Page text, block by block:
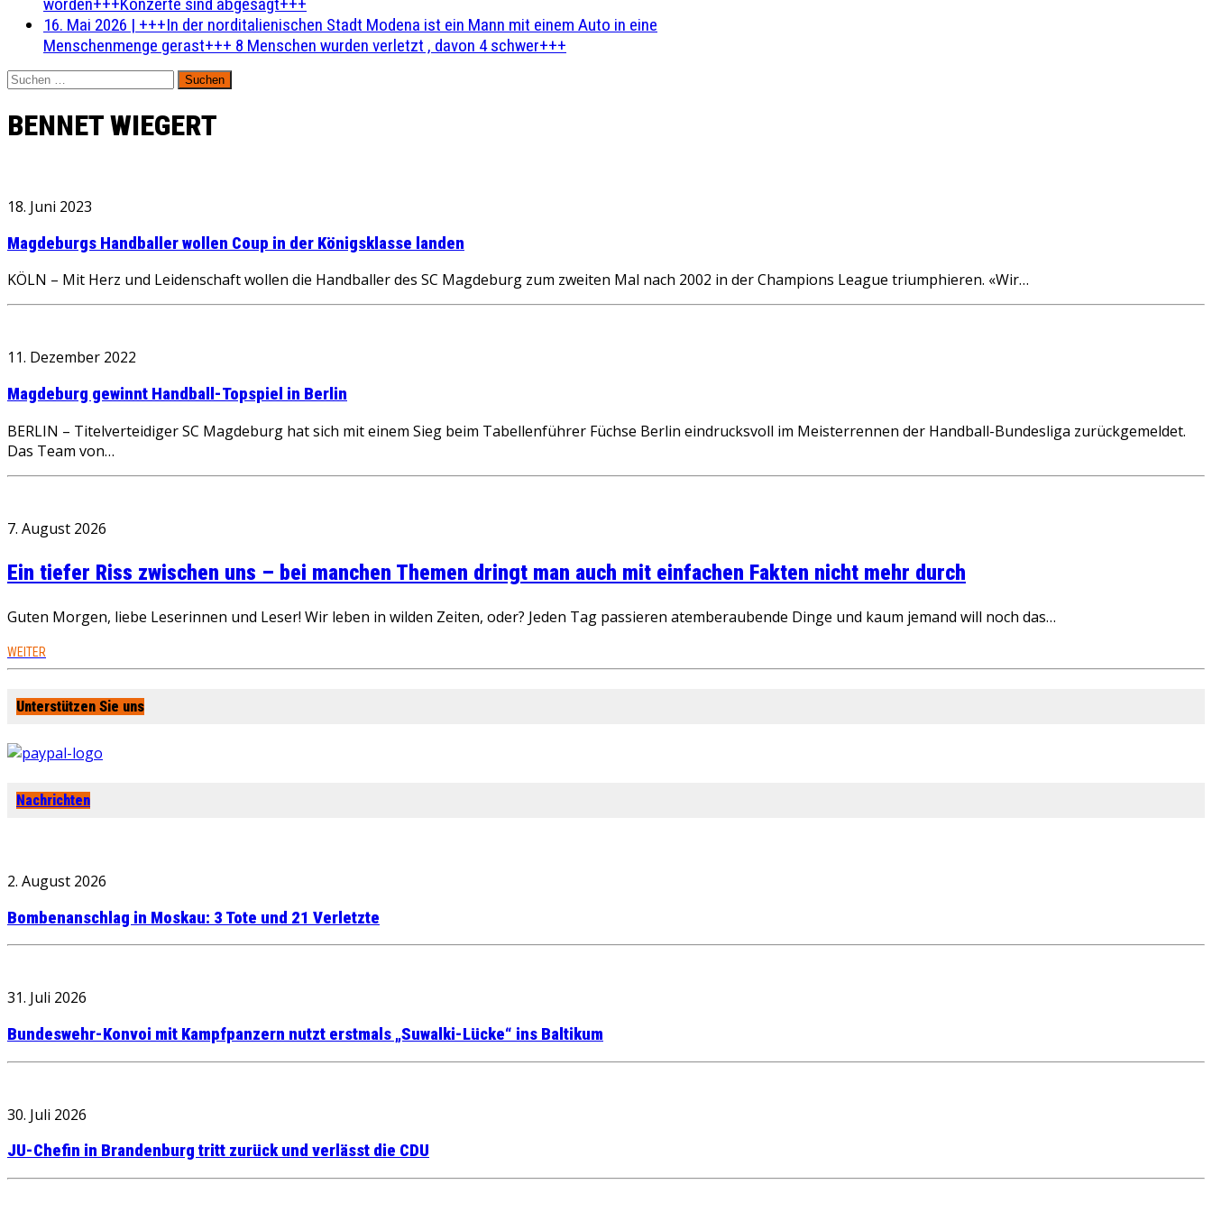
16. Mai 2026 | +++In der norditalienischen Stadt Modena ist ein Mann mit einem Auto in eine
Menschenmenge gerast+++ 8 Menschen wurden verletzt , davon 4 schwer+++
Suchen
nach:
BENNET WIEGERT
18. Juni 2023
Magdeburgs Handballer wollen Coup in der Königsklasse landen
KÖLN – Mit Herz und Leidenschaft wollen die Handballer des SC Magdeburg zum zweiten Mal nach 2002 in der Champions League triumphieren. «Wir…
11. Dezember 2022
Magdeburg gewinnt Handball-Topspiel in Berlin
BERLIN – Titelverteidiger SC Magdeburg hat sich mit einem Sieg beim Tabellenführer Füchse Berlin eindrucksvoll im Meisterrennen der Handball-Bundesliga zurückgemeldet.
Das Team von…
7. August 2026
Ein tiefer Riss zwischen uns – bei manchen Themen dringt man auch mit einfachen Fakten nicht mehr durch
Guten Morgen, liebe Leserinnen und Leser! Wir leben in wilden Zeiten, oder? Jeden Tag passieren atemberaubende Dinge und kaum jemand will noch das…
WEITER
Unterstützen Sie uns
Nachrichten
2. August 2026
Bombenanschlag in Moskau: 3 Tote und 21 Verletzte
31. Juli 2026
Bundeswehr-Konvoi mit Kampfpanzern nutzt erstmals „Suwalki-Lücke“ ins Baltikum
30. Juli 2026
JU-Chefin in Brandenburg tritt zurück und verlässt die CDU